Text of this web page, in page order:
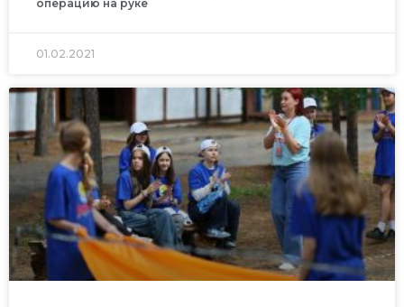
операцию на руке
01.02.2021